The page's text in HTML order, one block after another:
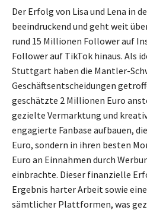
Der Erfolg von Lisa und Lena in
beeindruckend und geht weit
rund 15 Millionen Follower auf
Follower auf TikTok hinaus. Als
Stuttgart haben die Mantler-
Geschäftsentscheidungen
geschätzte 2 Millionen Euro
gezielte Vermarktung und
engagierte Fanbase aufbauen,
Euro, sondern in ihren besten
Euro an Einnahmen durch
einbrachte. Dieser finanzielle
Ergebnis harter Arbeit sowie
sämtlicher Plattformen, was